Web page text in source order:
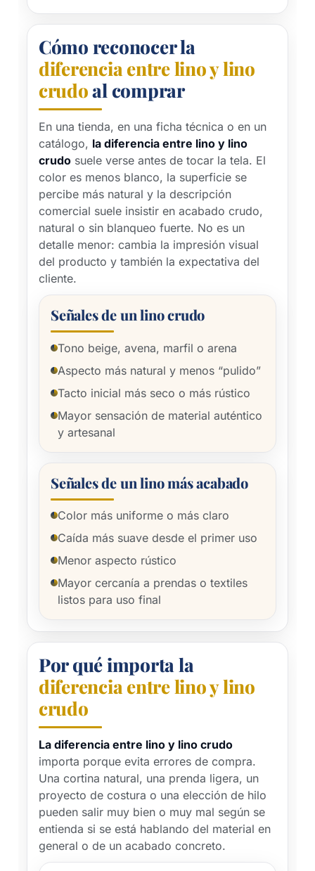
Cómo reconocer la
diferencia entre lino y lino
crudoal comprar
En una tienda, en una ficha técnica o en un
catálogo, la diferencia entre lino y lino
crudo suele verse antes de tocar la tela. El
color es menos blanco, la superficie se
percibe más natural y la descripción
comercial suele insistir en acabado crudo,
natural o sin blanqueo fuerte. No es un
detalle menor: cambia la impresión visual
del producto y también la expectativa del
cliente.
Señales de un lino crudo
Tono beige, avena, marfil o arena
Aspecto más natural y menos “pulido”
Tacto inicial más seco o más rústico
Mayor sensación de material auténtico
y artesanal
Señales de un lino más acabado
Color más uniforme o más claro
Caída más suave desde el primer uso
Menor aspecto rústico
Mayor cercanía a prendas o textiles
listos para uso final
Por qué importa la
diferencia entre lino y lino
crudo
La diferencia entre lino y lino crudo
importa porque evita errores de compra.
Una cortina natural, una prenda ligera, un
proyecto de costura o una elección de hilo
pueden salir muy bien o muy mal según se
entienda si se está hablando del material en
general o de un acabado concreto.